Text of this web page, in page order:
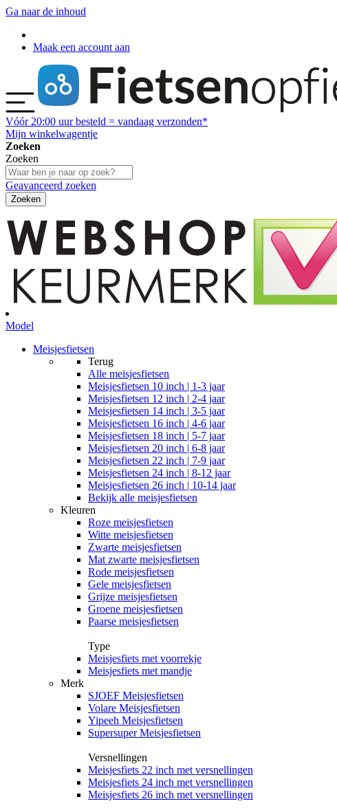
Ga naar de inhoud
Maak een account aan
Vóór 20:00 uur besteld = vandaag verzonden*
Mijn winkelwagentje
Zoeken
Zoeken
Geavanceerd zoeken
Zoeken
Model
Meisjesfietsen
Terug
Alle meisjesfietsen
Meisjesfietsen 10 inch | 1-3 jaar
Meisjesfietsen 12 inch | 2-4 jaar
Meisjesfietsen 14 inch | 3-5 jaar
Meisjesfietsen 16 inch | 4-6 jaar
Meisjesfietsen 18 inch | 5-7 jaar
Meisjesfietsen 20 inch | 6-8 jaar
Meisjesfietsen 22 inch | 7-9 jaar
Meisjesfietsen 24 inch | 8-12 jaar
Meisjesfietsen 26 inch | 10-14 jaar
Bekijk alle meisjesfietsen
Kleuren
Roze meisjesfietsen
Witte meisjesfietsen
Zwarte meisjesfietsen
Mat zwarte meisjesfietsen
Rode meisjesfietsen
Gele meisjesfietsen
Grijze meisjesfietsen
Groene meisjesfietsen
Paarse meisjesfietsen
Type
Meisjesfiets met voorrekje
Meisjesfiets met mandje
Merk
SJOEF Meisjesfietsen
Volare Meisjesfietsen
Yipeeh Meisjesfietsen
Supersuper Meisjesfietsen
Versnellingen
Meisjesfiets 22 inch met versnellingen
Meisjesfiets 24 inch met versnellingen
Meisjesfiets 26 inch met versnellingen